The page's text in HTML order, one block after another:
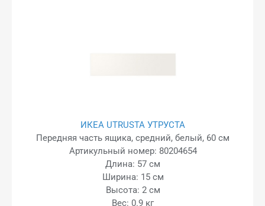
ИКЕА UTRUSTA УТРУСТА
Передняя часть ящика, средний, белый, 60 см
Артикульный номер: 80204654
Длина: 57 см
Ширина: 15 см
Высота: 2 см
Вес: 0.9 кг